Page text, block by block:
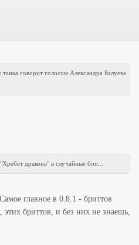
говорит голосом Александра Балуева
дракона" в случайные бои...
главное в 0.8.1 - бриттов
этих бриттов, и без них не знаешь,